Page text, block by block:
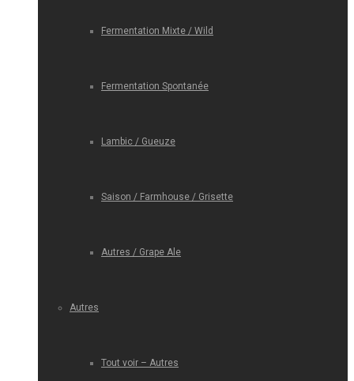
Fermentation Mixte / Wild
Fermentation Spontanée
Lambic / Gueuze
Saison / Farmhouse / Grisette
Autres / Grape Ale
Autres
Tout voir – Autres